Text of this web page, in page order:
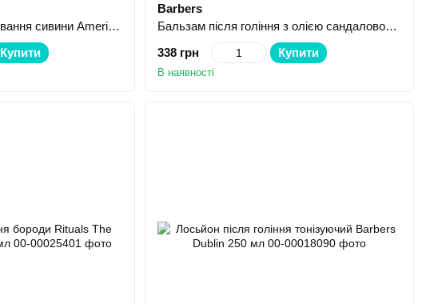
Фарба-система маскування сивини American Crew Light 3 шт 40мл
Купити
Barbers
Бальзам після гоління з олією сандалового дерева Barbers Sandalwood 100 мл
338 грн
Купити
В наявності